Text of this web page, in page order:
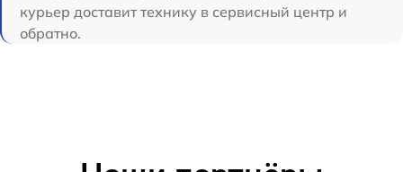
курьер доставит технику в сервисный центр и
обратно.